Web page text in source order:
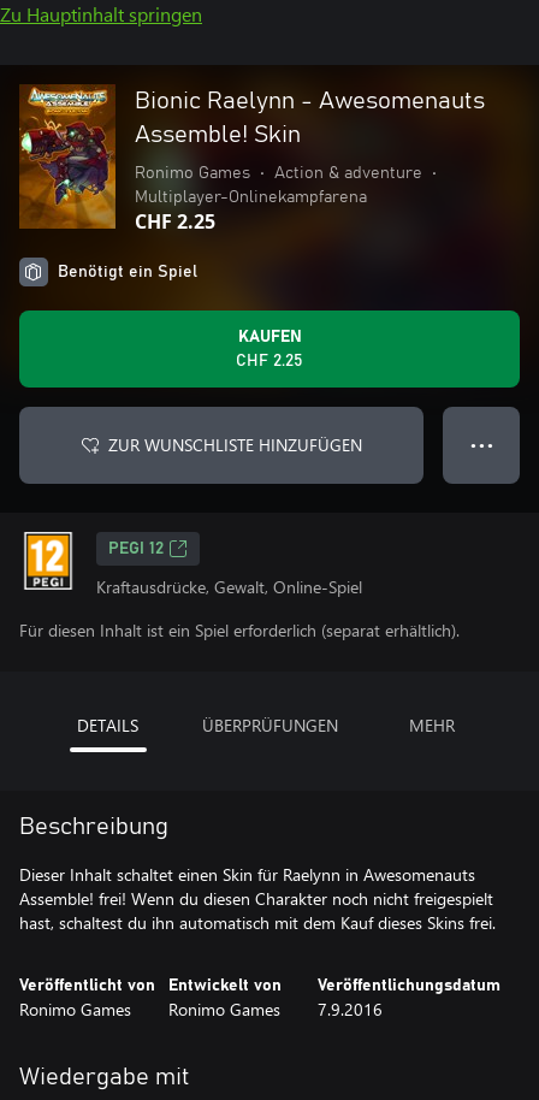
Zu Hauptinhalt springen
Bionic Raelynn - Awesomenauts
Assemble! Skin
Ronimo Games • Action & adventure
•
Multiplayer-Onlinekampfarena
CHF 2.25
Benötigt ein Spiel
KAUFEN
CHF 2.25
ZUR WUNSCHLISTE HINZUFÜGEN ● ● ●
PEGI 12
Kraftausdrücke, Gewalt, Online-Spiel
Für diesen Inhalt ist ein Spiel erforderlich (separat erhältlich).
DETAILS ÜBERPRÜFUNGEN MEHR
Beschreibung
Dieser Inhalt schaltet einen Skin für Raelynn in Awesomenauts
Assemble! frei! Wenn du diesen Charakter noch nicht freigespielt
hast, schaltest du ihn automatisch mit dem Kauf dieses Skins frei.
Veröffentlicht von
Ronimo Games
Entwickelt von
Ronimo Games
Veröffentlichungsdatum
7.9.2016
Wiedergabe mit